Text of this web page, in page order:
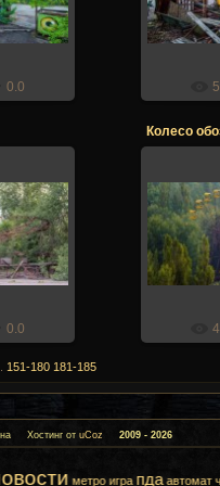
0.0
0.0
Колесо
151-180 181-185
Хостинг от uCoz 2009 - 2026
игра пда автомат человек